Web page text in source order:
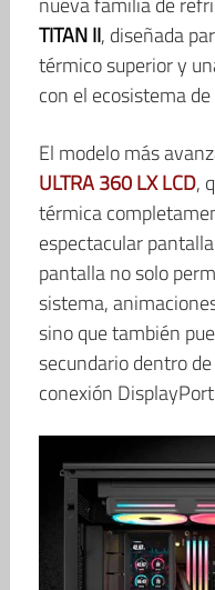
TITAN II, diseñada
térmico superior y
con el ecosistema de
El modelo más
ULTRA 360 LX LCD,
térmica
espectacular
pantalla no solo
sistema,
sino que también
secundario dentro
conexión